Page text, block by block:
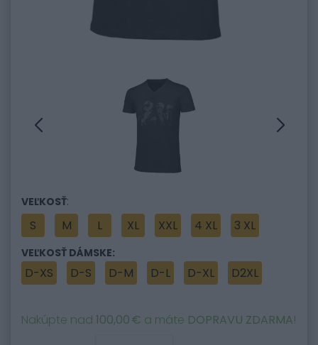
VEĽKOSŤ:
S
M L XL XXL 4 XL 3 XL
VEĽKOSŤ DÁMSKE:
D-XS D-S D-M D-L D-XL D2XL
Nakúpte nad 100,00 € a máte DOPRAVU ZDARMA!